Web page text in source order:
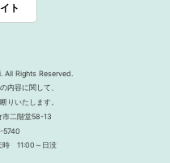
ト
Rights Reserved.
内容に関して、
りいたします。
二階堂58-13
5740
時 11:00～日没